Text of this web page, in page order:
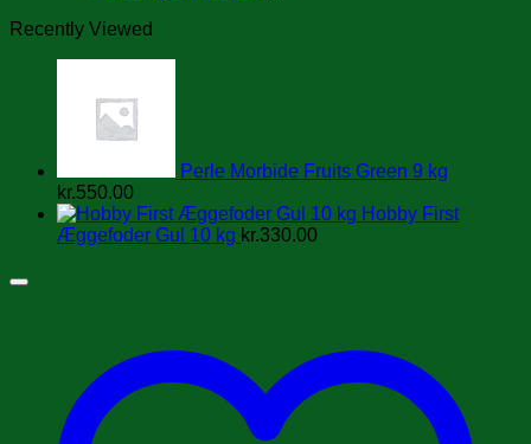
Recently Viewed
Perle Morbide Fruits Green 9 kg
kr.550.00
Hobby First
Æggefoder Gul 10 kg kr.330.00